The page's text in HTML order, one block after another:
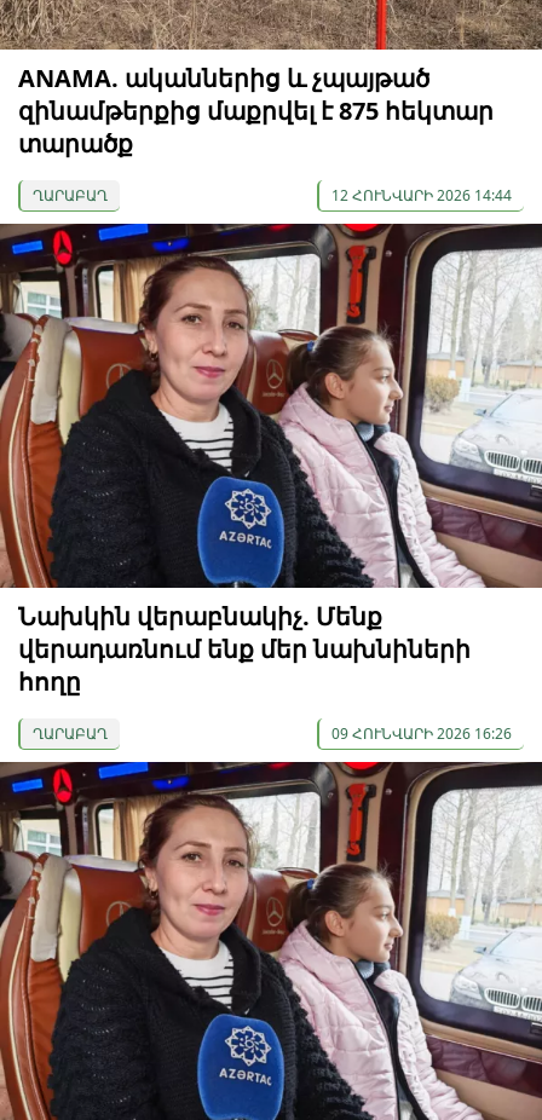
ANAMA. ականներից և չպայթած
զինամթերքից մաքրվել է 875 հեկտար
տարածք
ՂԱՐԱԲԱՂ 12 ՀՈՒՆՎԱՐԻ 2026 14:44
Նախկին վերաբնակիչ. Մենք
վերադառնում ենք մեր նախնիների
հողը
ՂԱՐԱԲԱՂ 09 ՀՈՒՆՎԱՐԻ 2026 16:26